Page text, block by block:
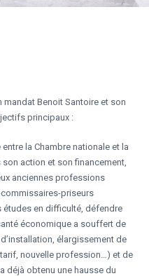
mandat Benoit Santoire et son
principaux :
la Chambre nationale et la
action et son financement,
anciennes professions
priseurs
études en difficulté, défendre
économique a souffert de
élargissement de
nouvelle profession…) et de
déjà obtenu une hausse du